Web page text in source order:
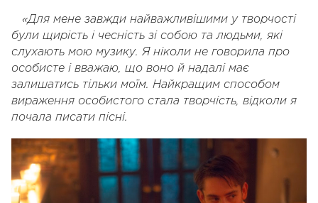
«Для мене завжди найважливішими у творчості
були щирість і чесність зі собою та людьми, які
слухають мою музику. Я ніколи не говорила про
особисте і вважаю, що воно й надалі має
залишатись тільки моїм. Найкращим способом
вираження особистого стала творчість, відколи я
почала писати пісні.